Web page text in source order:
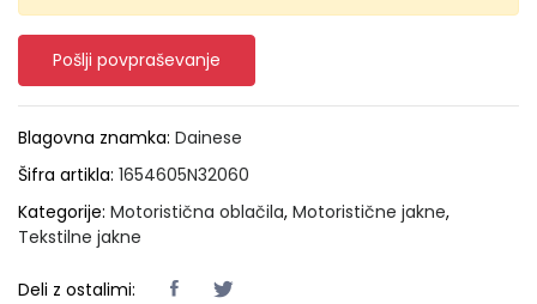
Pošlji povpraševanje
Blagovna znamka: Dainese
Šifra artikla: 1654605N32060
Kategorije: Motoristična oblačila, Motoristične jakne,
Tekstilne jakne
Deli z ostalimi: